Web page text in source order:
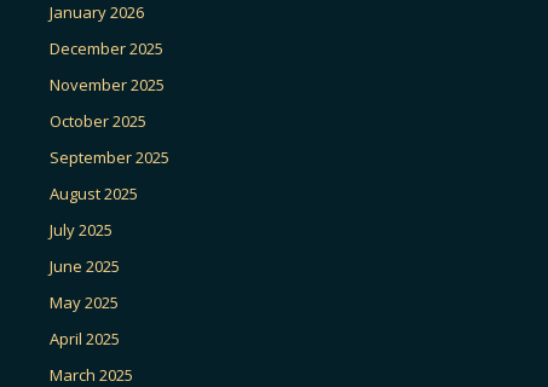
January 2026
December 2025
November 2025
October 2025
September 2025
August 2025
July 2025
June 2025
May 2025
April 2025
March 2025